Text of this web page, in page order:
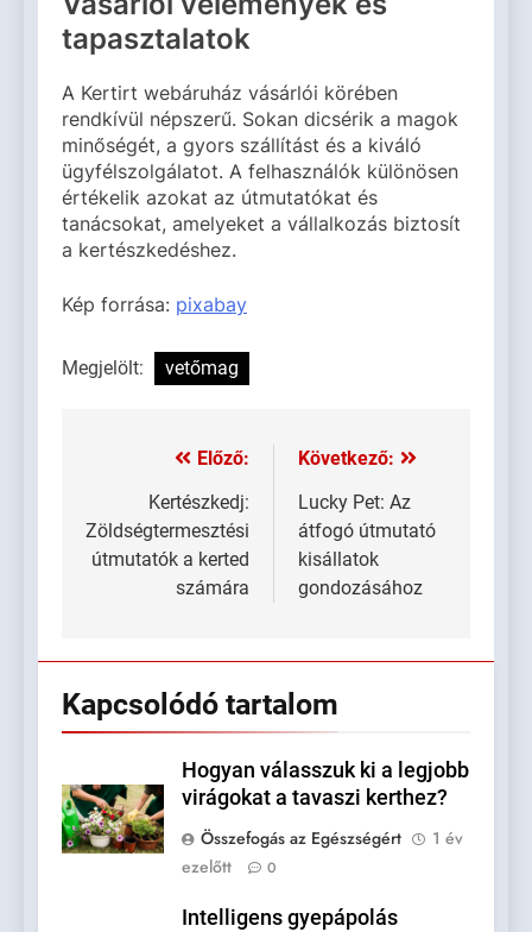
tapasztalatok
A Kertirt webáruház vásárlói körében
rendkívül népszerű. Sokan dicsérik a magok
minőségét, a gyors szállítást és a kiváló
ügyfélszolgálatot. A felhasználók különösen
értékelik azokat az útmutatókat és
tanácsokat, amelyeket a vállalkozás biztosít
a kertészkedéshez.
Kép forrása: pixabay
Megjelölt: vetőmag
Bejegyzés
navigáció
Előző:
Kertészkedj:
Zöldségtermesztési
útmutatók a kerted
számára
Következő:
Lucky Pet: Az
átfogó útmutató
kisállatok
gondozásához
Kapcsolódó tartalom
Hogyan válasszuk ki a legjobb
virágokat a tavaszi kerthez?
Összefogás az Egészségért
1 év
ezelőtt
0
Intelligens gyepápolás